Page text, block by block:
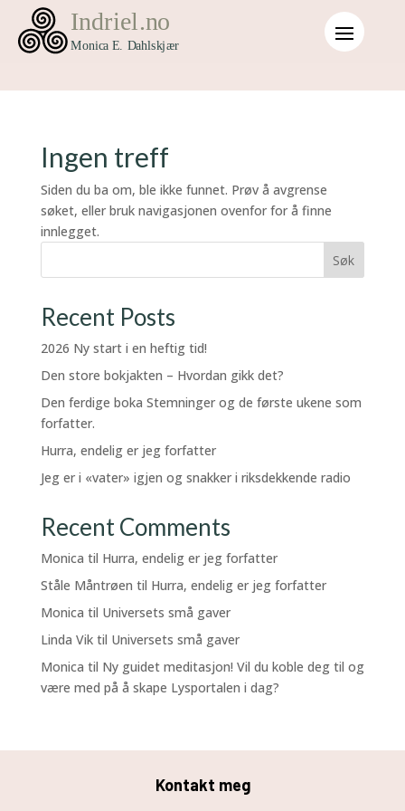
Ingen treff
Siden du ba om, ble ikke funnet. Prøv å avgrense
søket, eller bruk navigasjonen ovenfor for å finne
innlegget.
Søk
Recent Posts
2026 Ny start i en heftig tid!
Den store bokjakten – Hvordan gikk det?
Den ferdige boka Stemninger og de første ukene som
forfatter.
Hurra, endelig er jeg forfatter
Jeg er i «vater» igjen og snakker i riksdekkende radio
Recent Comments
Monica til Hurra, endelig er jeg forfatter
Ståle Måntrøen til Hurra, endelig er jeg forfatter
Monica til Universets små gaver
Linda Viktil Universets små gaver
Monica til Ny guidet meditasjon! Vil du koble deg til og
være med på å skape Lysportalen i dag?
Kontakt meg